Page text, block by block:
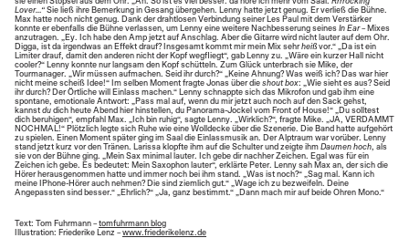
Lover…“ Sie ließ ihre Bemerkung in Gesang übergehen. Lenny hatte jetzt genug. Er verließ die Bühne.
Max hatte noch nicht genug. Dank der drahtlosen Verbindung seiner Les Paul mit dem Verstärker
konnte er ebenfalls die Bühne verlassen, um Lenny eine weitere Nachbesserung seines In Ear– Mixes
anzutragen. „Ey. Ich habe den Amp jetzt auf Anschlag. Aber die Gitarre wird nicht lauter auf dem Ohr.
Digga, ist da irgendwas an Effekt drauf? Insgesamt kommt mir mein Mix sehrheiß vor.“ „Da ist ein
Limiter drauf, damit den anderen nicht der Kopf wegfliegt“, gab Lenny zu. „Wäre ein kurzer Hall nicht
cooler?“ Lenny konnte nur langsam den Kopf schütteln. Zum Glück unterbrach sie Mike, der
Tourmanager. „Wir müssen aufmachen. Seid ihr durch?“ „Keine Ahnung? Was weiß ich? Das war hier
nicht meine scheiß Idee!“ Im selben Moment fragte Jonas über die shout box: „Wie sieht es aus? Seid
ihr durch? Der Örtliche will Einlass machen.“ Lenny schnappte sich das Mikrofon und gab ihm eine
spontane, emotionale Antwort: „Pass mal auf, wenn du mir jetzt auch noch auf den Sack gehst,
kannst du dich heute Abend hier hinstellen, du Panorama-Jockel vom Front of House!“ „Du solltest
dich beruhigen“, empfahl Max. „Ich bin ruhig“, sagte Lenny. „Wirklich?“, fragte Mike. „JA, VERDAMMT
NOCHMAL!“ Plötzlich legte sich Ruhe wie eine Wolldecke über die Szenerie. Die Band hatte aufgehört
zu spielen. Einen Moment später ging im Saal die Einlassmusik an. Der Alptraum war vorüber. Lenny
stand jetzt kurz vor den Tränen. Larissa klopfte ihm auf die Schulter und zeigte ihm Daumen hoch, als
sie von der Bühne ging. „Mein Sax minimal lauter. Ich gebe dir nachher Zeichen. Egal was für ein
Zeichen ich gebe. Es bedeutet: Mein Saxophon lauter“, erklärte Peter. Lenny sah Max an, der sich die
Hörer herausgenommen hatte und immer noch bei ihm stand. „Was ist noch?“ „Sag mal. Kann ich
meine IPhone-Hörer auch nehmen? Die sind ziemlich gut.“ „Wage ich zu bezweifeln. Deine
Angepassten sind besser.“ „Ehrlich?“ „Ja, ganz bestimmt.“ „Dann mach mir auf beide Ohren Mono.“
Text: Tom Fuhrmann – tomfuhrmann blog
Illustration: Friederike Lenz – www.friederikelenz.de